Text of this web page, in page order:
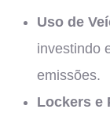
Uso de
investindo
emissões.
Lockers e